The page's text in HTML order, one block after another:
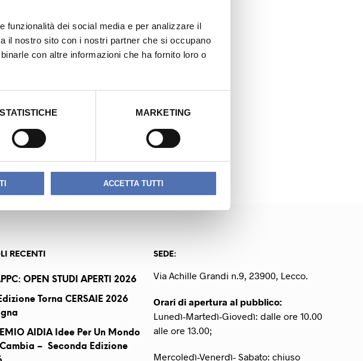
funzionalità dei social media e per analizzare il
il nostro sito con i nostri partner che si occupano
con altre informazioni che ha fornito loro o
STATISTICHE MARKETING
ACCETTA TUTTI
NEXT READING
MAURI GRUBER MASSIMO
RECENTI
OPEN STUDI APERTI 2026
Torna CERSAIE 2026
AIDIA Idee Per Un Mondo
– Seconda Edizione
SEDE:
Via Achille Grandi n.9, 23900, Lecco.
Orari di apertura al pubblico:
Lunedì-Martedì-Giovedì: dalle ore 10.00
alle ore 13.00;
Mercoledì-Venerdì- Sabato: chiuso